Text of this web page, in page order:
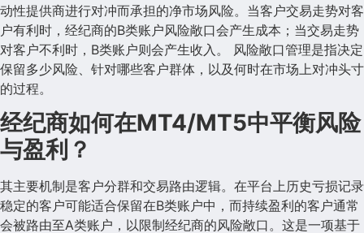
动性提供商进行对冲而承担的净市场风险。当客户交易走势对客
户有利时，经纪商的B类账户风险敞口会产生成本；当交易走势
对客户不利时，B类账户则会产生收入。 风险敞口管理是指决定
保留多少风险、针对哪些客户群体，以及何时在市场上对冲头寸
的过程。
经纪商如何在MT4/MT5中平衡风险
与盈利？
其主要机制是客户分群和交易路由逻辑。在平台上历史亏损记录
稳定的客户可能适合保留在B类账户中，而持续盈利的客户通常
会被路由至A类账户，以限制经纪商的风险敞口。这是一项基于